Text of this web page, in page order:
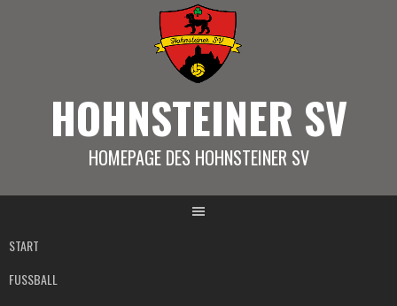
HOHNSTEINER SV
HOMEPAGE DES HOHNSTEINER SV
START
FUSSBALL